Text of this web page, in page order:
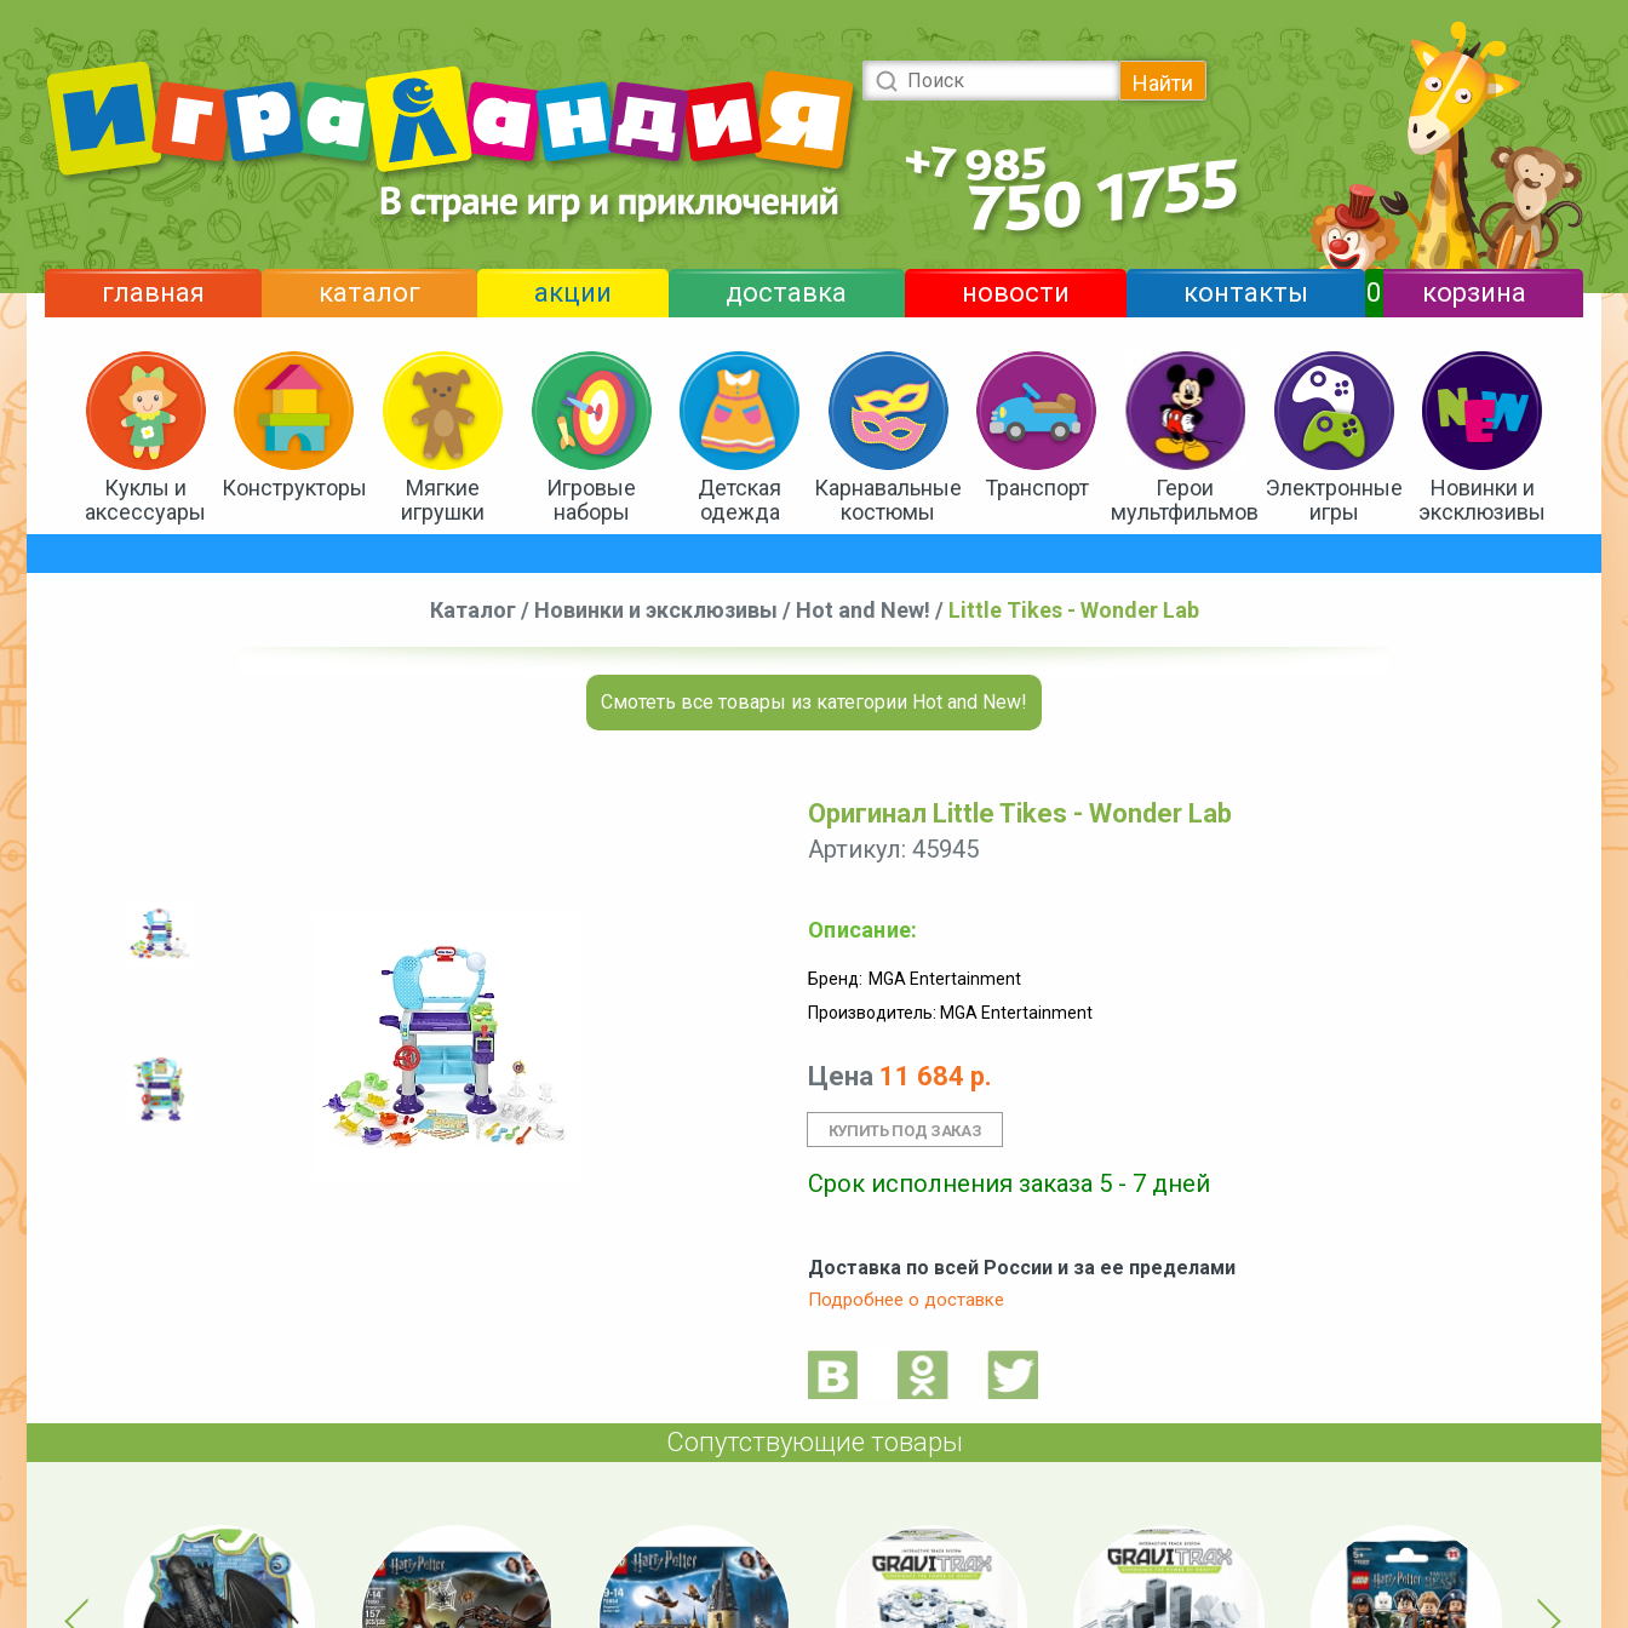
Найти
главная каталог акции доставка новости контакты 0 корзина
Куклы и
аксессуары
Конструкторы
Мягкие
игрушки
Игровые
наборы
Детская
одежда
Карнавальные
костюмы
Транспорт
Герои
мультфильмов
Электронные
игры
Новинки и
эксклюзивы
Каталог/ Новинки и эксклюзивы / Hot and New! / Little Tikes - Wonder Lab
Смотеть все товары из категории Hot and New!
Оригинал Little Tikes - Wonder Lab
Артикул: 45945
Описание:
Бренд: MGA Entertainment
Производитель: MGA Entertainment
Цена 11 684 р.
Срок исполнения заказа 5 - 7 дней
Доставка по всей России и за ее пределами
Подробнее о доставке
Сопутствующие товары
Previous Next